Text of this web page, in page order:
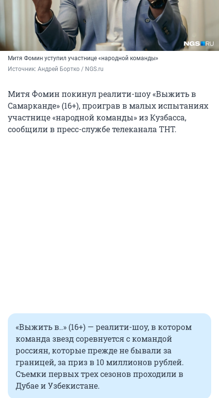
Митя Фомин уступил участнице «народной команды»
Источник: Андрей Бортко / NGS.ru
Митя Фомин покинул реалити-шоу «Выжить в
Самарканде» (16+), проиграв в малых испытаниях
участнице «народной команды» из Кузбасса,
сообщили в пресс-службе телеканала ТНТ.
«Выжить в..» (16+) — реалити-шоу, в котором
команда звезд соревнуется с командой
россиян, которые прежде не бывали за
границей, за приз в 10 миллионов рублей.
Съемки первых трех сезонов проходили в
Дубае и Узбекистане.